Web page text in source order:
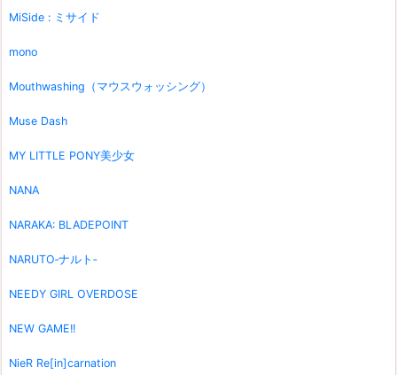
MiSide : ミサイド
mono
Mouthwashing（マウスウォッシング）
Muse Dash
MY LITTLE PONY美少女
NANA
NARAKA: BLADEPOINT
NARUTO‐ナルト‐
NEEDY GIRL OVERDOSE
NEW GAME!!
NieR Re[in]carnation